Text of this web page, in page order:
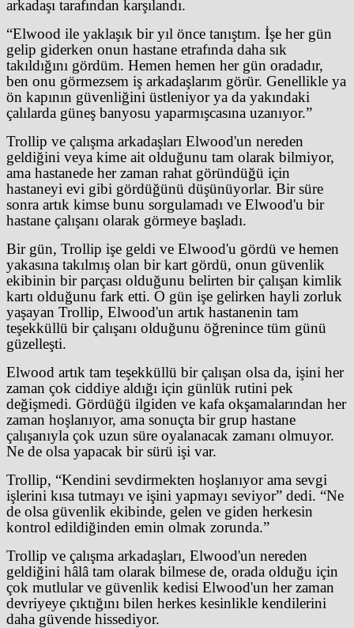
arkadaşı tarafından karşılandı.
“Elwood ile yaklaşık bir yıl önce tanıştım. İşe her gün
gelip giderken onun hastane etrafında daha sık
takıldığını gördüm. Hemen hemen her gün oradadır,
ben onu görmezsem iş arkadaşlarım görür. Genellikle ya
ön kapının güvenliğini üstleniyor ya da yakındaki
çalılarda güneş banyosu yaparmışcasına uzanıyor.”
Trollip ve çalışma arkadaşları Elwood'un nereden
geldiğini veya kime ait olduğunu tam olarak bilmiyor,
ama hastanede her zaman rahat göründüğü için
hastaneyi evi gibi gördüğünü düşünüyorlar. Bir süre
sonra artık kimse bunu sorgulamadı ve Elwood'u bir
hastane çalışanı olarak görmeye başladı.
Bir gün, Trollip işe geldi ve Elwood'u gördü ve hemen
yakasına takılmış olan bir kart gördü, onun güvenlik
ekibinin bir parçası olduğunu belirten bir çalışan kimlik
kartı olduğunu fark etti. O gün işe gelirken hayli zorluk
yaşayan Trollip, Elwood'un artık hastanenin tam
teşekküllü bir çalışanı olduğunu öğrenince tüm günü
güzelleşti.
Elwood artık tam teşekküllü bir çalışan olsa da, işini her
zaman çok ciddiye aldığı için günlük rutini pek
değişmedi. Gördüğü ilgiden ve kafa okşamalarından her
zaman hoşlanıyor, ama sonuçta bir grup hastane
çalışanıyla çok uzun süre oyalanacak zamanı olmuyor.
Ne de olsa yapacak bir sürü işi var.
Trollip, “Kendini sevdirmekten hoşlanıyor ama sevgi
işlerini kısa tutmayı ve işini yapmayı seviyor” dedi. “Ne
de olsa güvenlik ekibinde, gelen ve giden herkesin
kontrol edildiğinden emin olmak zorunda.”
Trollip ve çalışma arkadaşları, Elwood'un nereden
geldiğini hâlâ tam olarak bilmese de, orada olduğu için
çok mutlular ve güvenlik kedisi Elwood'un her zaman
devriyeye çıktığını bilen herkes kesinlikle kendilerini
daha güvende hissediyor.